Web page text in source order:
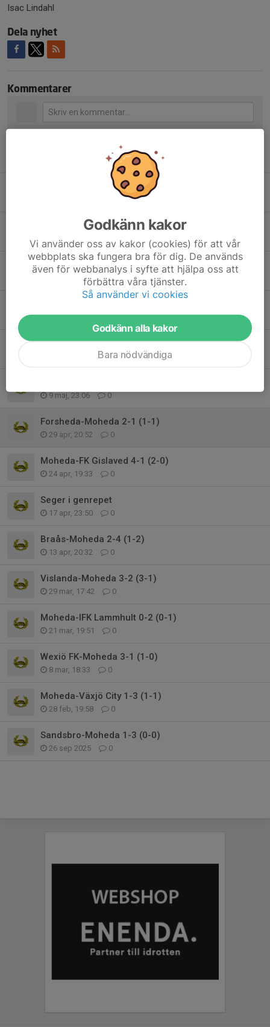
Isac Lindahl
Dela nyhet
Kommentarer
Moheda-Hestra 5-3 (3-2)
Hillerstorp-Moheda 3-5 (1-2)
7 jun, 21:09
Anderstorp-Moheda 2-1 (0-0)
27 maj, 20:53 0
20 maj, 21:07 0
Slätthög-Moheda 1-3 (0-3)
0
9 maj, 23:06 0
Forsheda-Moheda 2-1 (1-1)
29 apr, 20:52 0
Moheda-FK Gislaved 4-1 (2-0)
24 apr, 19:33 0
Seger i genrepet
17 apr, 23:50 0
Braås-Moheda 2-4 (1-2)
13 apr, 20:32 0
Vislanda-Moheda 3-2 (3-1)
29 mar, 17:42 0
Moheda-IFK Lammhult 0-2 (0-1)
21 mar, 19:51 0
Wexiö FK-Moheda 3-1 (1-0)
8 mar, 18:33 0
Moheda-Växjö City 1-3 (1-1)
28 feb, 19:58 0
Sandsbro-Moheda 1-3 (0-0)
26 sep 2025 0
Godkänn kakor
Vi använder oss av kakor (cookies) för att vår
webbplats ska fungera bra för dig. De används
även för webbanalys i syfte att hjälpa oss att
förbättra våra tjänster.
Så använder vi cookies
Godkänn alla kakor
Bara nödvändiga